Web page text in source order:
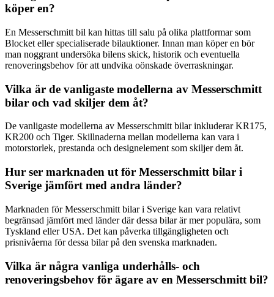
köper en?
En Messerschmitt bil kan hittas till salu på olika plattformar som
Blocket eller specialiserade bilauktioner. Innan man köper en bör
man noggrant undersöka bilens skick, historik och eventuella
renoveringsbehov för att undvika oönskade överraskningar.
Vilka är de vanligaste modellerna av Messerschmitt
bilar och vad skiljer dem åt?
De vanligaste modellerna av Messerschmitt bilar inkluderar KR175,
KR200 och Tiger. Skillnaderna mellan modellerna kan vara i
motorstorlek, prestanda och designelement som skiljer dem åt.
Hur ser marknaden ut för Messerschmitt bilar i
Sverige jämfört med andra länder?
Marknaden för Messerschmitt bilar i Sverige kan vara relativt
begränsad jämfört med länder där dessa bilar är mer populära, som
Tyskland eller USA. Det kan påverka tillgängligheten och
prisnivåerna för dessa bilar på den svenska marknaden.
Vilka är några vanliga underhålls- och
renoveringsbehov för ägare av en Messerschmitt bil?